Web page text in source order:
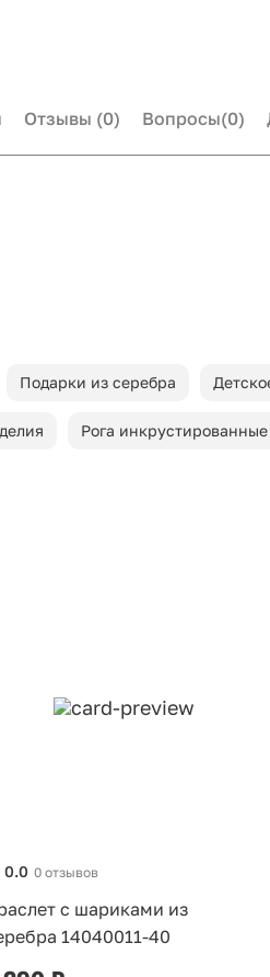
Отзывы (0) Вопросы(0)
Подарки из серебра
Рога инкрустированные
0 отзывов
0.0
с шариками из
14040011-40